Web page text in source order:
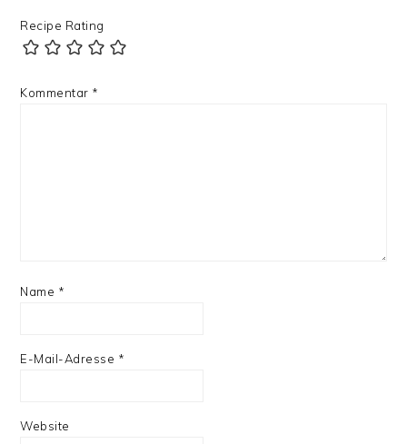
Recipe Rating
Kommentar *
Name *
E-Mail-Adresse *
Website